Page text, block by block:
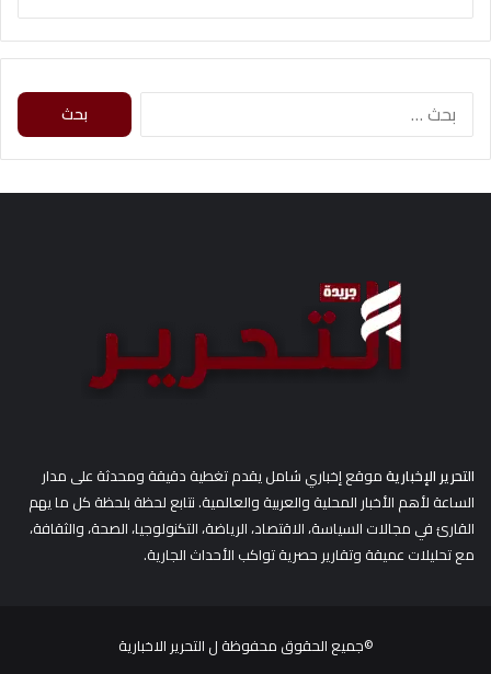
ث
التحرير الإخباريةموقع إخباري شامل يقدم تغطية دقيقة ومحدثة على مدار
الساعة لأهم الأخبار المحلية والعربية والعالمية. نتابع لحظة بلحظة كل ما يهم
القارئ في مجالات السياسة، الاقتصاد، الرياضة، التكنولوجيا، الصحة، والثقافة،
مع تحليلات عميقة وتقارير حصرية تواكب الأحداث الجارية.
©جميع الحقوق محفوظة ل التحرير الاخبارية